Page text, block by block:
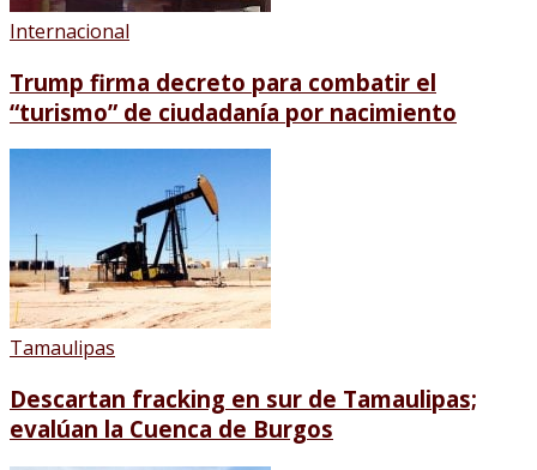
Internacional
Trump firma decreto para combatir el
“turismo” de ciudadanía por nacimiento
Tamaulipas
Descartan fracking en sur de Tamaulipas;
evalúan la Cuenca de Burgos